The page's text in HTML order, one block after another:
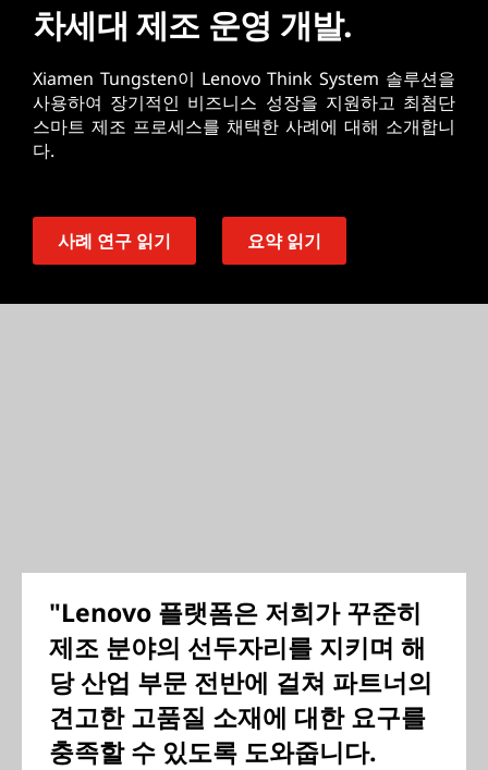
차세대 제조 운영 개발.
Xiamen Tungsten이 Lenovo Think System 솔루션을
사용하여 장기적인 비즈니스 성장을 지원하고 최첨단
스마트 제조 프로세스를 채택한 사례에 대해 소개합니
다.
사례 연구 읽기 요약 읽기
"Lenovo 플랫폼은 저희가 꾸준히
제조 분야의 선두자리를 지키며 해
당 산업 부문 전반에 걸쳐 파트너의
견고한 고품질 소재에 대한 요구를
충족할 수 있도록 도와줍니다.